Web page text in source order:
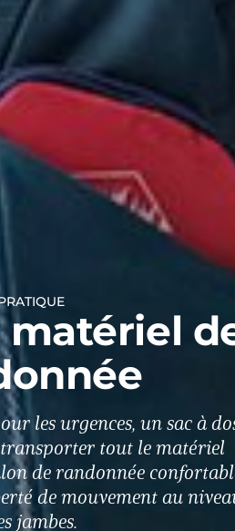
matériel
les urgences, un sac à
tout le matériel
de randonnée
de mouvement au
jambes.